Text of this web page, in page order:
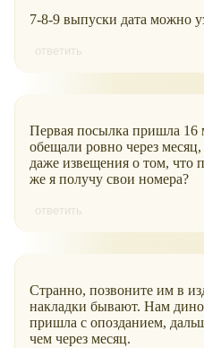
7-8-9 выпуски дата можно
ответить
Первая посылка пришла 16
обещали ровно через
даже извещения о том, что
же я получу свои номера?
ответить
Странно, позвоните им в
накладки бывают. Нам
пришла с опозданием,
чем через месяц.